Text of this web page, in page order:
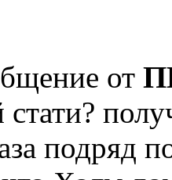
от
стати?
подряд